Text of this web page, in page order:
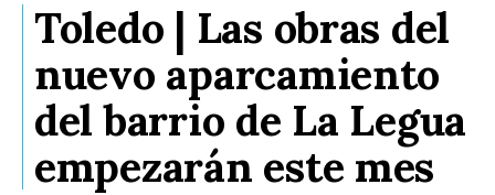
Toledo | Las obras del
nuevo aparcamiento
del barrio de La Legua
empezarán este mes